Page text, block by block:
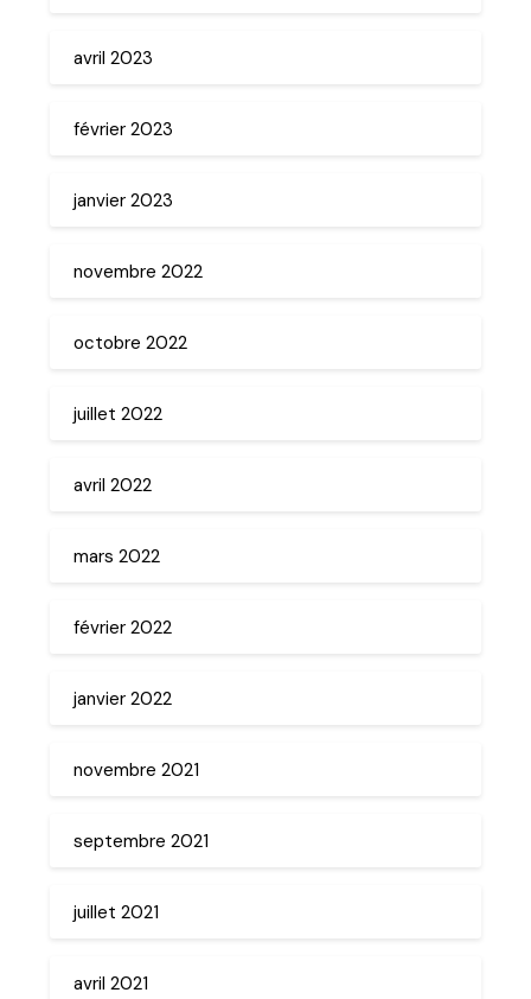
avril 2023
février 2023
janvier 2023
novembre 2022
octobre 2022
juillet 2022
avril 2022
mars 2022
février 2022
janvier 2022
novembre 2021
septembre 2021
juillet 2021
avril 2021